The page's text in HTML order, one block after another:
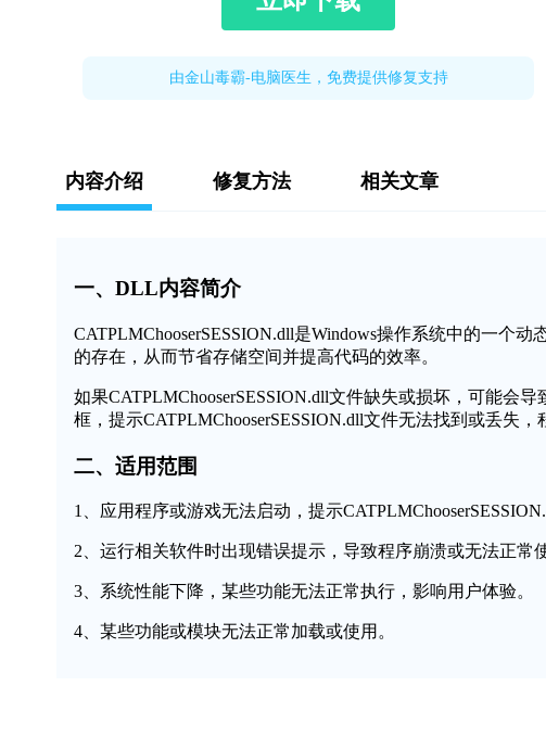
由金山毒霸-电脑医生，免费提供修复支持
内容介绍 修复方法 相关文章
一、DLL内容简介
CATPLMChooserSESSION.dll是Windows操作系统中的一个
的存在，从而节省存储空间并提高代码的效率。
如果CATPLMChooserSESSION.dll文件缺失或损坏，可能会
框，提示CATPLMChooserSESSION.dll文件无法找到或丢失，
二、适用范围
1、应用程序或游戏无法启动，提示
2、运行相关软件时出现错误提示，导致程序崩溃或无法正常
3、系统性能下降，某些功能无法正常执行，影响用户体验。
4、某些功能或模块无法正常加载或使用。